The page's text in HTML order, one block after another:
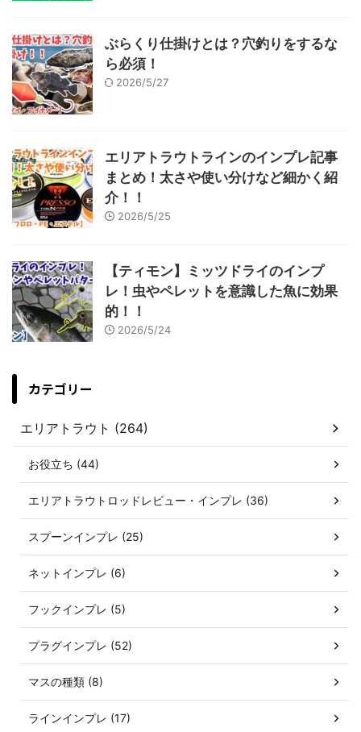
ぶらくり仕掛けとは？穴釣りをするな
ら必須！
2026/5/27
エリアトラウトラインのインプレ記事
まとめ！太さや使い分けなど細かく紹
介！！
2026/5/25
【ティモン】ミッツドライのインプ
レ！虫やペレットを意識した魚に効果
的！！
2026/5/24
カテゴリー
エリアトラウト (264)
お役立ち (44)
エリアトラウトロッドレビュー・インプレ (36)
スプーンインプレ (25)
ネットインプレ (6)
フックインプレ (5)
プラグインプレ (52)
マスの種類 (8)
ラインインプレ (17)